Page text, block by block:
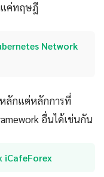
แค่ทฤษฎี
Network
หลักแต่หลักการที่
อื่นได้เช่นกัน
iCafeForex